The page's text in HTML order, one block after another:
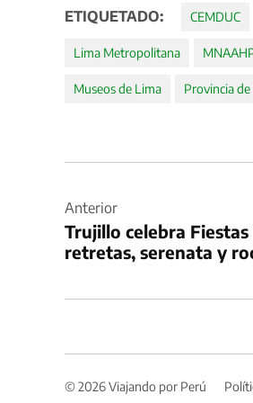
ETIQUETADO: CEMDUC
Lima Metropolitana
Museos de Lima Provincia
de
entradas
Anterior
Trujillo celebra
retretas, serenata y
© 2026 Viajando por Perú